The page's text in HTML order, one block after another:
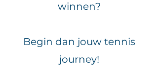
winnen?
Begin dan jouw tennis
journey!